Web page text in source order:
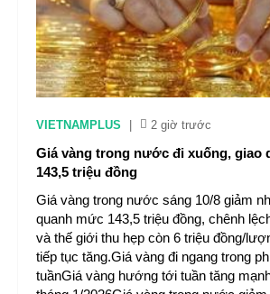
VIETNAMPLUS 2 giờ trước
Giá vàng trong nước đi xuống, giao
143,5 triệu đồng
Giá vàng trong nước sáng 10/8 giảm
quanh mức 143,5 triệu đồng, chênh
và thế giới thu hẹp còn 6 triệu đồng/
tiếp tục tăng.Giá vàng đi ngang trong
tuầnGiá vàng hướng tới tuần tăng